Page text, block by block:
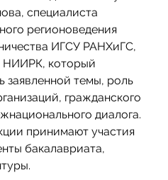
специалиста
регионоведения
ИГСУ РАНХиГС,
НИИРК, который
заявленной темы, роль
гражданского
диалога.
принимают участия
бакалавриата,